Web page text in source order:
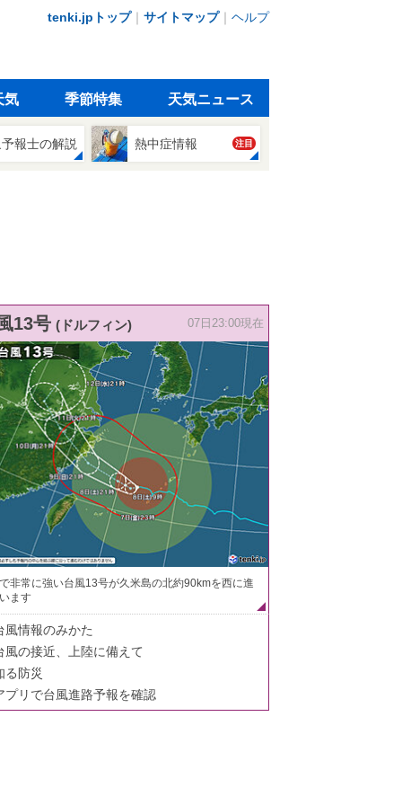
tenki.jpトップ｜ サイトマップ｜ ヘルプ
気 季節特集 天気ニュース
報士の解説 熱中症情報 注目
13号 (ドルフィン) 07日23:00現在
非常に強い台風13号が久米島の北約90kmを西に進
ます
風情報のみかた
風の接近、上陸に備えて
る防災
プリで台風進路予報を確認